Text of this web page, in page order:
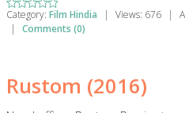
Category: Film Hindia | Views: 676 |
|
Comments (0)
Rustom (2016)